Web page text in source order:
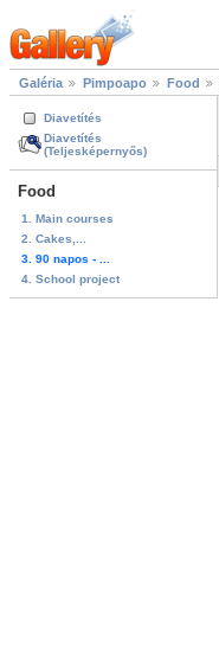
Galéria Pimpoapo Food
Diavetítés
Diavetítés
(Teljesképernyős)
Food
1. Main courses
2. Cakes,...
3. 90 napos - ...
4. School project